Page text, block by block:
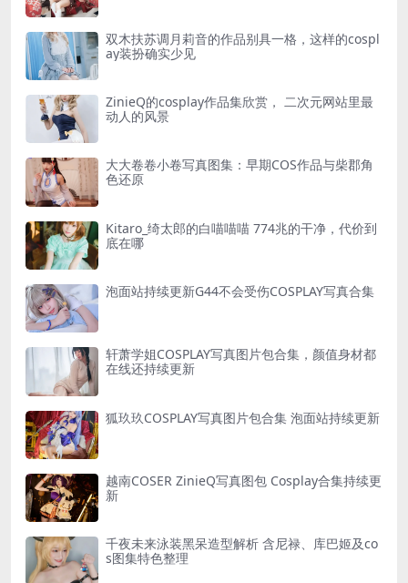
双木扶苏调月莉音的作品别具一格，这样的cospl
ay装扮确实少见
ZinieQ的cosplay作品集欣赏， 二次元网站里最
动人的风景
大大卷卷小卷写真图集：早期COS作品与柴郡角
色还原
Kitaro_绮太郎的白喵喵喵 774兆的干净，代价到
底在哪
泡面站持续更新G44不会受伤COSPLAY写真合集
轩萧学姐COSPLAY写真图片包合集，颜值身材都
在线还持续更新
狐玖玖COSPLAY写真图片包合集 泡面站持续更新
越南COSER ZinieQ写真图包 Cosplay合集持续更
新
千夜未来泳装黑呆造型解析 含尼禄、库巴姬及co
s图集特色整理